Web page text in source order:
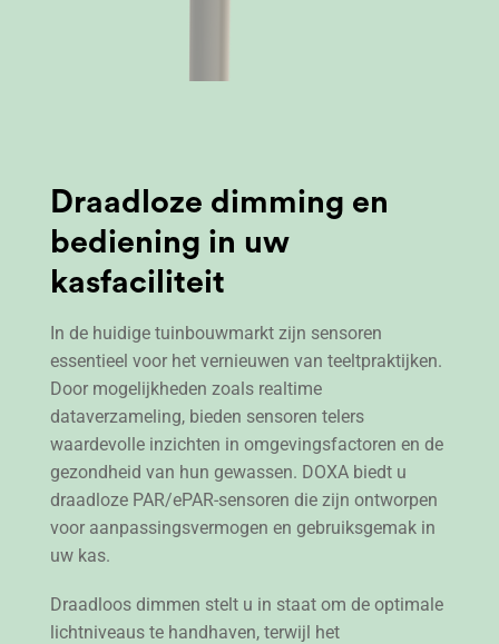
Draadloze dimming en
bediening in uw
kasfaciliteit
In de huidige tuinbouwmarkt zijn sensoren
essentieel voor het vernieuwen van teeltpraktijken.
Door mogelijkheden zoals realtime
dataverzameling, bieden sensoren telers
waardevolle inzichten in omgevingsfactoren en de
gezondheid van hun gewassen. DOXA biedt u
draadloze PAR/ePAR-sensoren die zijn ontworpen
voor aanpassingsvermogen en gebruiksgemak in
uw kas.
Draadloos dimmen stelt u in staat om de optimale
lichtniveaus te handhaven, terwijl het